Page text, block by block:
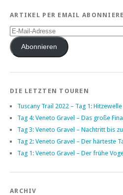
ARTIKEL PER EMAIL
E-
Mail-
AdresseAbonnieren
DIE LETZTEN TOUREN
Tuscany Trail 2022 – Tag 1: Hitzewelle
Tag 4: Veneto Gravel – Das große
Tag 3: Veneto Gravel – Nachtritt bis
Tag 2: Veneto Gravel – Der härteste
Tag 1: Veneto Gravel – Der frühe
ARCHIV